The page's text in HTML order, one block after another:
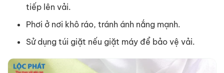
tiếp lên vải.
Phơi ở nơi khô ráo, tránh ánh nắng mạnh.
Sử dụng túi giặt nếu giặt máy để bảo vệ vải.